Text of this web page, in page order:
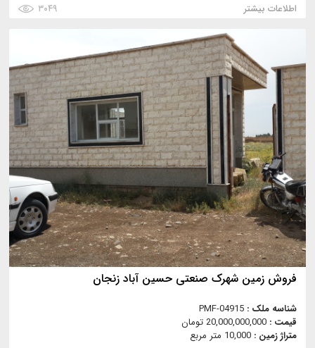
اطلاعات بیشتر
۳۰۴۹
فروش زمین شهرک صنعتی حسین آباد زنجان
شناسه ملک : PMF-04915
قیمت : 20,000,000,000 تومان
متراژ زمین : 10,000 متر مربع